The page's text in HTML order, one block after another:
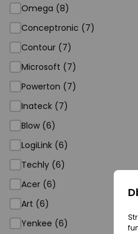
Omega (8)
Conceptronic (7)
Contour (7)
Microsoft (7)
Powerton (7)
Inateck (7)
Blow (6)
LogiLink (6)
Techly (6)
Acer (6)
Art (6)
Yenkee (6)